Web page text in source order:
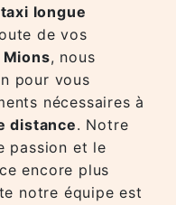
taxi longue
de vos
Mions, nous
pour vous
nécessaires à
distance. Notre
passion et le
encore plus
notre équipe est